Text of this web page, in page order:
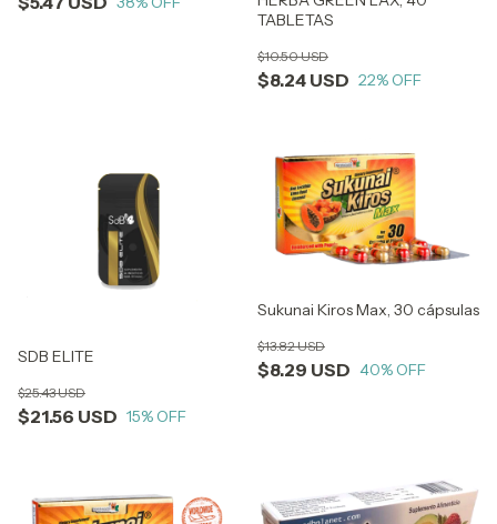
TABLETAS
$8.24 USD
$10.50 USD
22% OFF
SDB ELITE
$21.56 USD
$25.43 USD
15% OFF
Sukunai Kiros Max, 30 cápsulas
$8.29 USD
$13.82 USD
40% OFF